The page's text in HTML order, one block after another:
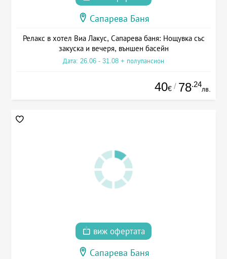
Сапарева Баня
Релакс в хотел Виа Лакус, Сапарева баня: Нощувка със
закуска и вечеря, външен басейн
Дата: 26.06 - 31.08 + полупансион
40€ / 78.24
лв.
виж офертата
Сапарева Баня